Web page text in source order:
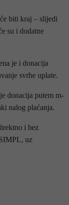
biti kraj – slijedi
su i dodatne
je i donacija
svrhe uplate.
donacija putem m-
nalog plaćanja.
i bez
uz